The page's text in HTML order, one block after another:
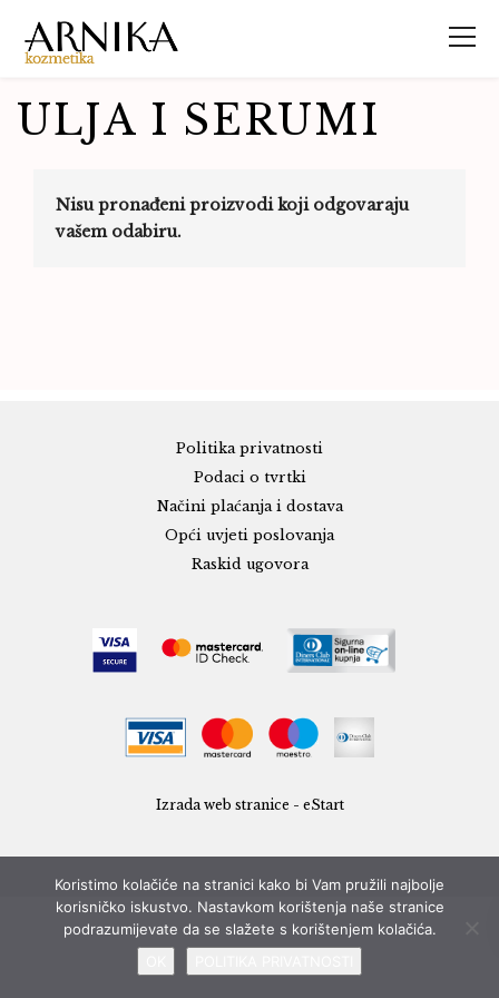
ULJA I SERUMI
Nisu pronađeni proizvodi koji odgovaraju
vašem odabiru.
Politika privatnosti
Podaci o tvrtki
Načini plaćanja i dostava
Opći uvjeti poslovanja
Raskid ugovora
Izrada web stranice - eStart
Koristimo kolačiće na stranici kako bi Vam pružili najbolje
korisničko iskustvo. Nastavkom korištenja naše stranice
podrazumijevate da se slažete s korištenjem kolačića.